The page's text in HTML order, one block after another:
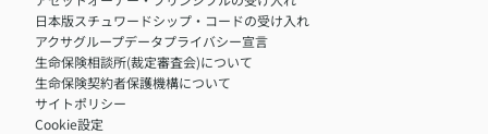
日本版スチュワードシップ・コードの受け入れ
アクサグループデータプライバシー宣言
生命保険相談所(裁定審査会)について
生命保険契約者保護機構について
サイトポリシー
Cookie設定